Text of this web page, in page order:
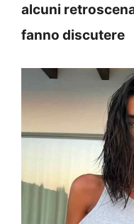
alcuni
fanno discutere